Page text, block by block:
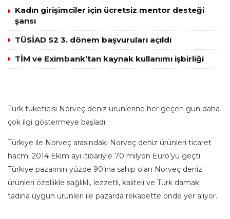
Kadın girişimciler için ücretsiz mentor desteği
şansı
TÜSİAD S2 3. dönem başvuruları açıldı
TİM ve Eximbank’tan kaynak kullanımı işbirliği
Türk tüketicisi Norveç deniz ürünlerine her geçen gün daha
çok ilgi göstermeye başladı.
Türkiye ile Norveç arasındaki Norveç deniz ürünleri ticaret
hacmi 2014 Ekim ayı itibariyle 70 milyon Euro’yu geçti.
Türkiye pazarının yüzde 90’ına sahip olan Norveç deniz
ürünleri özellikle sağlıklı, lezzetli, kaliteli ve Türk damak
tadına uygun ürünleri ile pazarda rekabette önde yer alıyor.